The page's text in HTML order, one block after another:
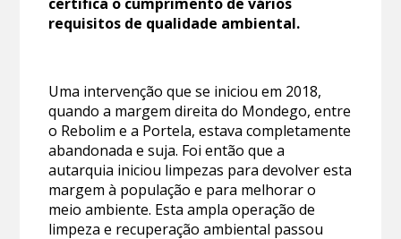
certifica o cumprimento de vários
requisitos de qualidade ambiental.
Uma intervenção que se iniciou em 2018,
quando a margem direita do Mondego, entre
o Rebolim e a Portela, estava completamente
abandonada e suja. Foi então que a
autarquia iniciou limpezas para devolver esta
margem à população e para melhorar o
meio ambiente. Esta ampla operação de
limpeza e recuperação ambiental passou